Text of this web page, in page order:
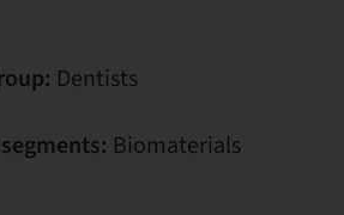
Dentists
Biomaterials